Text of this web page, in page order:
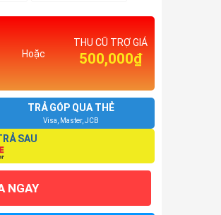
Hoặc
THU CŨ TRỢ GIÁ
500,000₫
TRẢ GÓP QUA THẺ
Visa, Master, JCB
SAU
NGAY